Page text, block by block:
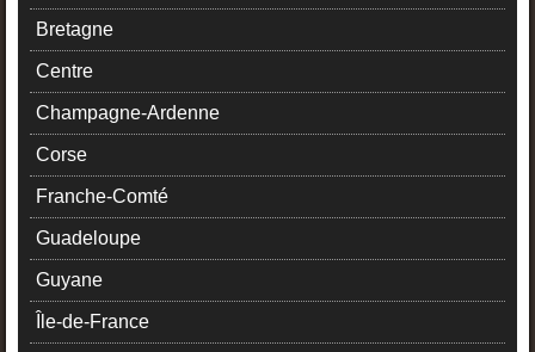
Bretagne
Centre
Champagne-Ardenne
Corse
Franche-Comté
Guadeloupe
Guyane
Île-de-France